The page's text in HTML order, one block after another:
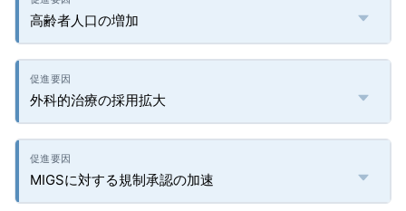
高齢者人口の増加
外科的治療の採用拡大
MIGSに対する規制承認の加速